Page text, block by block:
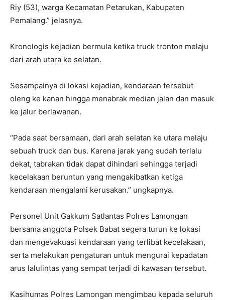
Riy (53), warga Kecamatan Petarukan, Kabupaten
Pemalang.” jelasnya.
Kronologis kejadian bermula ketika truck tronton melaju
dari arah utara ke selatan.
Sesampainya di lokasi kejadian, kendaraan tersebut
oleng ke kanan hingga menabrak median jalan dan masuk
ke jalur berlawanan.
“Pada saat bersamaan, dari arah selatan ke utara melaju
sebuah truck dan bus. Karena jarak yang sudah terlalu
dekat, tabrakan tidak dapat dihindari sehingga terjadi
kecelakaan beruntun yang mengakibatkan ketiga
kendaraan mengalami kerusakan.” ungkapnya.
Personel Unit Gakkum Satlantas Polres Lamongan
bersama anggota Polsek Babat segera turun ke lokasi
dan mengevakuasi kendaraan yang terlibat kecelakaan,
serta melakukan pengaturan untuk mengurai kepadatan
arus lalulintas yang sempat terjadi di kawasan tersebut.
Kasihumas Polres Lamongan mengimbau kepada seluruh